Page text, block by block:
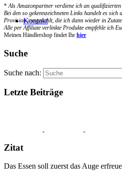
Kontakt
*Als Amazonpartner verdiene ich an qualifizierten
Bei den so gekennzeichneten Links handelt es
Provision ausgezahlt, die ich dann wieder in
Alle per Affiliate verlinkte Produkte empfehle ich
Meinen Händlershop findet Ihr hier
Suche
Suche nach:
Letzte Beiträge
Zitat
Das Essen soll zuerst das Auge